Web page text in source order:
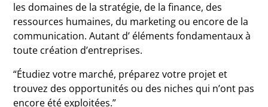
les domaines de la stratégie, de la finance, des
ressources humaines, du marketing ou encore de la
communication. Autant d’ éléments fondamentaux à
toute création d’entreprises.
“Étudiez votre marché, préparez votre projet et
trouvez des opportunités ou des niches qui n’ont pas
encore été exploitées.”